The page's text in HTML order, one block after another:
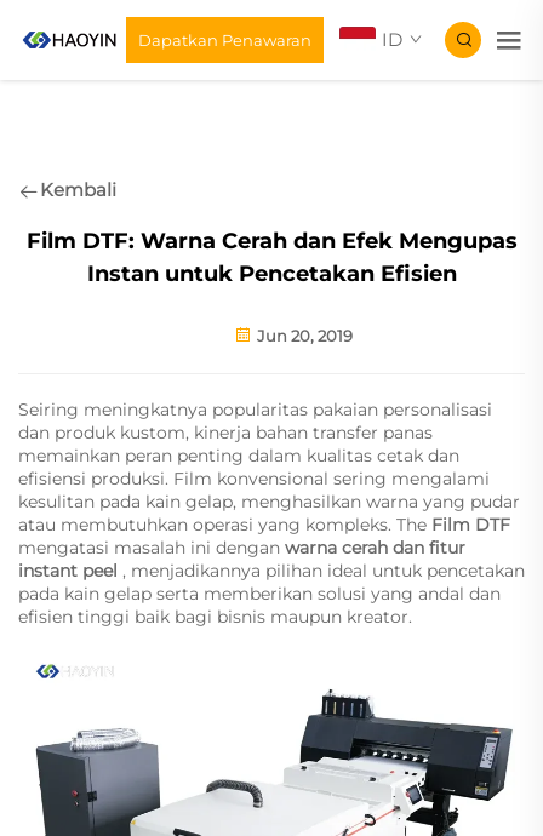
Dapatkan Penawaran ID
Kembali
Film DTF: Warna Cerah dan Efek Mengupas
Instan untuk Pencetakan Efisien
Jun 20, 2019
Seiring meningkatnya popularitas pakaian personalisasi
dan produk kustom, kinerja bahan transfer panas
memainkan peran penting dalam kualitas cetak dan
efisiensi produksi. Film konvensional sering mengalami
kesulitan pada kain gelap, menghasilkan warna yang pudar
atau membutuhkan operasi yang kompleks. The Film DTF
mengatasi masalah ini dengan warna cerah dan fitur
instant peel , menjadikannya pilihan ideal untuk pencetakan
pada kain gelap serta memberikan solusi yang andal dan
efisien tinggi baik bagi bisnis maupun kreator.